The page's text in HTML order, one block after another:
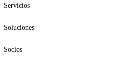
Servicios
Soluciones
Socios